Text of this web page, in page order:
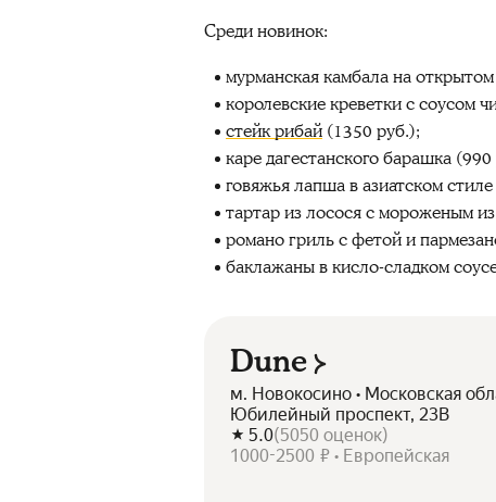
Среди новинок:
мурманская камбала на
королевские креветки с соусом
стейк рибай (1350 руб.);
каре дагестанского барашка
говяжья лапша в азиатском
тартар из лосося с мороженым
романо гриль с фетой и
баклажаны в кисло‑сладком
Dune
м. Новокосино • Московская
Юбилейный проспект, 23В
5.0(5050 оценок)
1000-2500 ₽ • Европейская